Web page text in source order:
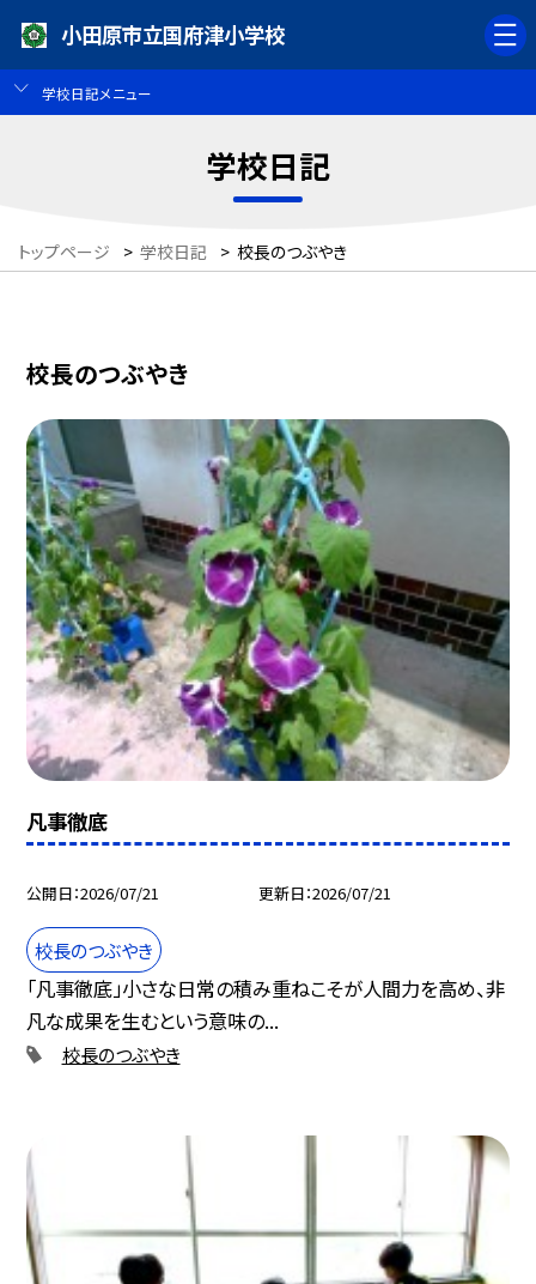
小田原市立国府津小学校
学校日記メニュー
学校日記
トップページ > 学校日記 > 校長のつぶやき
校長のつぶやき
凡事徹底
公開日 2026/07/21 更新日 2026/07/21
校長のつぶやき
「凡事徹底」小さな日常の積み重ねこそが人間力を高め、非
凡な成果を生むという意味の...
校長のつぶやき